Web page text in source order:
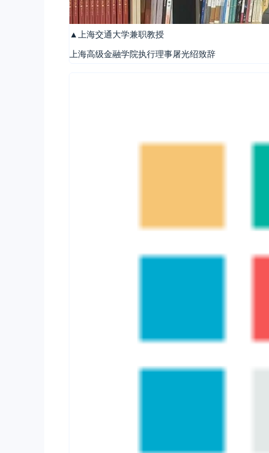
▲上海交通大学兼职教授
上海高级金融学院执行理事屠光绍致辞